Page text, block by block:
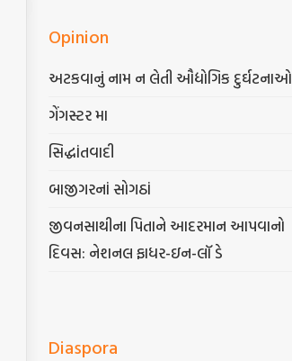
Opinion
અટકવાનું નામ ન લેતી ઔદ્યોગિક દુર્ઘટનાઓ
ગેંગસ્ટર મા
સિદ્ધાંતવાદી
બાજીગરનાં સોગઠાં
જીવનસાથીના પિતાને આદરમાન આપવાનો
દિવસ: નેશનલ ફાધર-ઇન-લૉ ડે
Diaspora